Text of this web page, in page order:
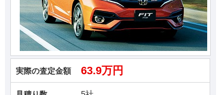
実際の査定金額 63.9万円